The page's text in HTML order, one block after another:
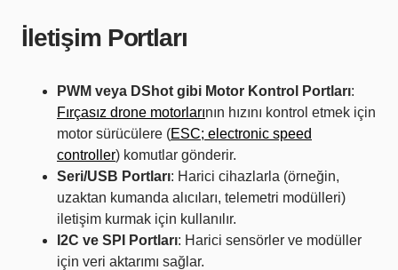
İletişim Portları
PWM veya DShot gibi Motor Kontrol Portları:
Fırçasız drone motorlarının hızını kontrol etmek için
motor sürücülere (ESC; electronic speed
controller) komutlar gönderir.
Seri/USB Portları: Harici cihazlarla (örneğin,
uzaktan kumanda alıcıları, telemetri modülleri)
iletişim kurmak için kullanılır.
I2C ve SPI Portları: Harici sensörler ve modüller
için veri aktarımı sağlar.